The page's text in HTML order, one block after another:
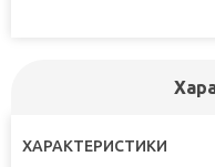
ХАРАКТЕРИСТИКИ